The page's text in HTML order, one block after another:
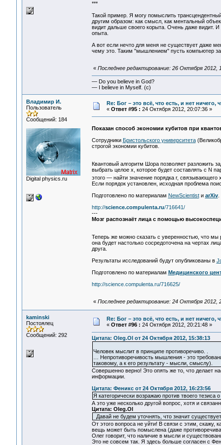
***
Такой пример. Я могу помыслить
другим образом: как смысл, как ментальный
видит дальше своего корыта. Очень даже видит.
опыта.
А вот если нечто для меня не существует даже
чему это. Таким "мышлением" пусть компьютер
« Последнее редактирование: 26 Октября 2012,
— Do you believe in God?
— I believe in Myself. (c)
Владимир И.
Пользователь
Сообщений: 184
Digital physics.ru
Re: Бог – это всё, что есть, и нет
« Ответ #95 : 24 Октября 2012, 20:07:36 »
Показан способ экономии кубитов при
Сотрудники Бристольского университета
строгой экономии кубитов.
Квантовый алгоритм Шора позволяет разложить
выбрать целое x, которое будет составлять с N
этого — найти значение порядка r, связывающего
Если порядок установлен, исходная проблема
Подготовлено по материалам NewScientistи arXiv.
http://science.compulenta.ru/716641/
---
Мозг распознаёт лица с помощью
Теперь же можно сказать с уверенностью, что мы
она будет настолько сосредоточена на чертах
друга.
Результаты исследований будут опубликованы в
Подготовлено по материалам Медицинского
http://science.compulenta.ru/716625/
« Последнее редактирование: 24 Октября 2012,
kaminski
Постоялец
Сообщений: 292
Re: Бог – это всё, что есть, и нет
« Ответ #96 : 24 Октября 2012, 20:21:48 »
Цитата: Oleg.Ol от 24 Октября 2012, 15:38:13
Человек мыслит в принципе противоречиво. .
… Непротиворечивость мышления - это
таковому, а к его результату - мысли, смыслу).
Совершенно верно! Это опять же то, что делает
информации.
Цитата: Феникс от 24 Октября 2012, 16:23:56
Я категорически возражаю против твоего
А это уже несколько другой вопрос, хотя и
Цитата: Oleg.Ol
Давай не будем уточнять, что значит
От этого вопроса не уйти! В связи с этим, скажу,
вещь может быть помыслена (даже
Олег говорит, что наличие в мысли и
Это не совсем так. Я здесь больше согласен с